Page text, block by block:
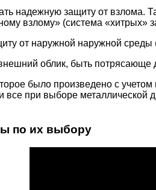
надежную защиту от взлома.
взлому» (система
от наружной наружной
облик, быть потрясающе
было произведено с
все при выборе металлической
по их выбору